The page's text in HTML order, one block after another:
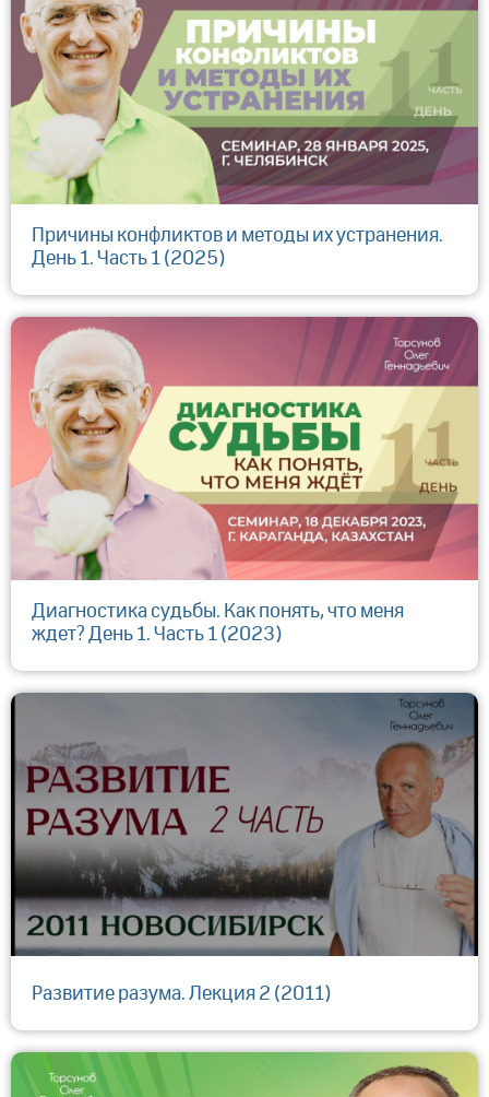
Причины конфликтов и методы их устранения.
День 1. Часть 1 (2025)
Диагностика судьбы. Как понять, что меня
ждет? День 1. Часть 1 (2023)
Развитие разума. Лекция 2 (2011)